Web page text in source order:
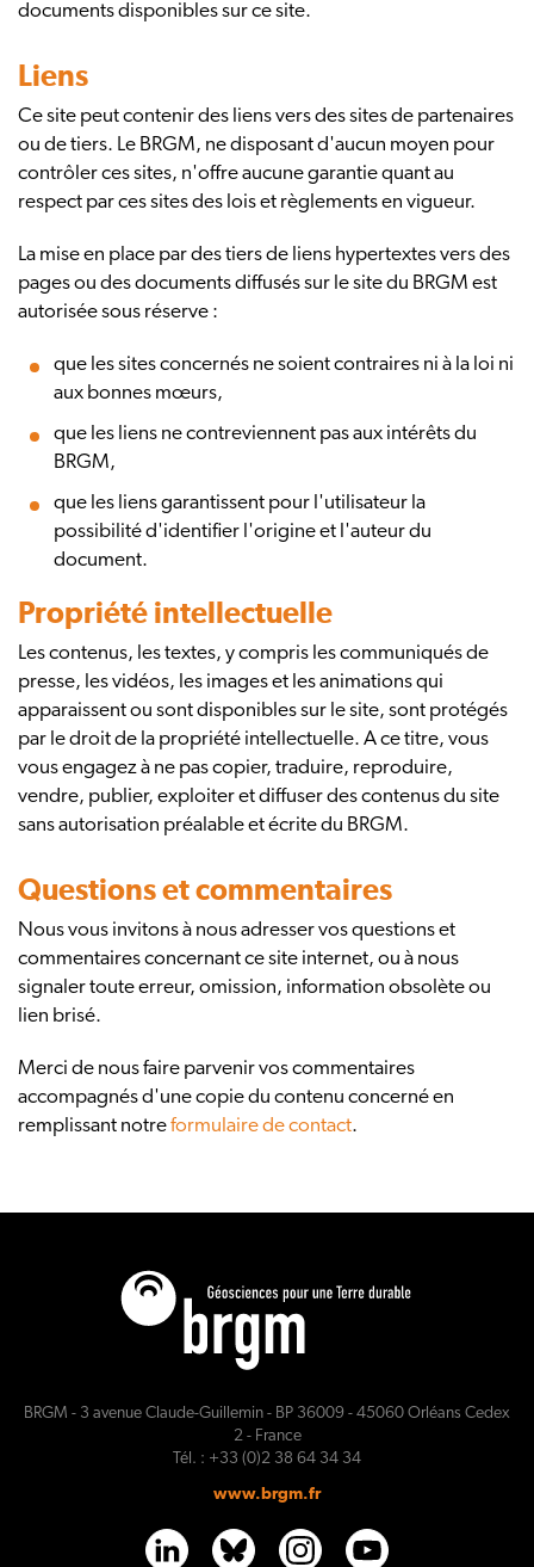
documents disponibles sur ce site.
Liens
Ce site peut contenir des liens vers des sites de partenaires
ou de tiers. Le BRGM, ne disposant d'aucun moyen pour
contrôler ces sites, n'offre aucune garantie quant au
respect par ces sites des lois et règlements en vigueur.
La mise en place par des tiers de liens hypertextes vers des
pages ou des documents diffusés sur le site du BRGM est
autorisée sous réserve :
que les sites concernés ne soient contraires ni à la loi ni
aux bonnes mœurs,
que les liens ne contreviennent pas aux intérêts du
BRGM,
que les liens garantissent pour l'utilisateur la
possibilité d'identifier l'origine et l'auteur du
document.
Propriété intellectuelle
Les contenus, les textes, y compris les communiqués de
presse, les vidéos, les images et les animations qui
apparaissent ou sont disponibles sur le site, sont protégés
par le droit de la propriété intellectuelle. A ce titre, vous
vous engagez à ne pas copier, traduire, reproduire,
vendre, publier, exploiter et diffuser des contenus du site
sans autorisation préalable et écrite du BRGM.
Questions et commentaires
Nous vous invitons à nous adresser vos questions et
commentaires concernant ce site internet, ou à nous
signaler toute erreur, omission, information obsolète ou
lien brisé.
Merci de nous faire parvenir vos commentaires
accompagnés d'une copie du contenu concerné en
remplissant notreformulaire de contact.
BRGM - 3 avenue Claude-Guillemin - BP 36009 - 45060 Orléans Cedex
2 - France
Tél. : +33 (0)2 38 64 34 34
www.brgm.fr